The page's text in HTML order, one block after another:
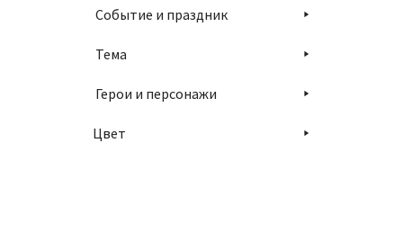
Событие и праздник
Тема
Герои и персонажи
Цвет